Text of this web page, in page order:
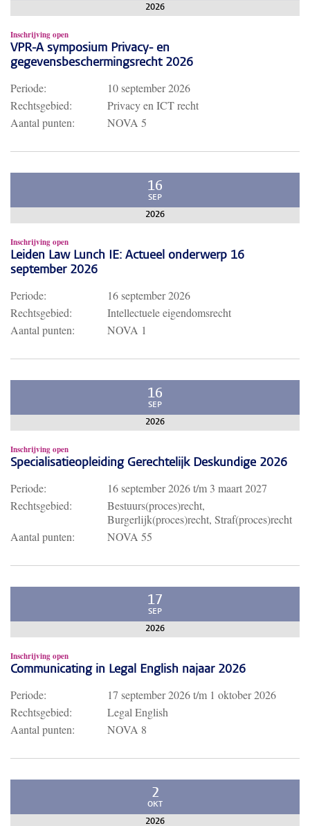
2026
Inschrijving open
VPR-A symposium Privacy- en
gegevensbeschermingsrecht 2026
Periode:
10 september 2026
Rechtsgebied:
Privacy en ICT recht
Aantal punten:
NOVA 5
16
SEP
2026
Inschrijving open
Leiden Law Lunch IE: Actueel onderwerp 16
september 2026
Periode:
16 september 2026
Rechtsgebied:
Intellectuele eigendomsrecht
Aantal punten:
NOVA 1
16
SEP
2026
Inschrijving open
Specialisatieopleiding Gerechtelijk Deskundige 2026
Periode: 16 september 2026t/m 3 maart 2027
Rechtsgebied:
Bestuurs(proces)recht,
Burgerlijk(proces)recht, Straf(proces)recht
Aantal punten:
NOVA 55
17
SEP
2026
Inschrijving open
Communicating in Legal English najaar 2026
Periode: 17 september 2026t/m 1 oktober 2026
Rechtsgebied:
Legal English
Aantal punten:
NOVA 8
2
OKT
2026